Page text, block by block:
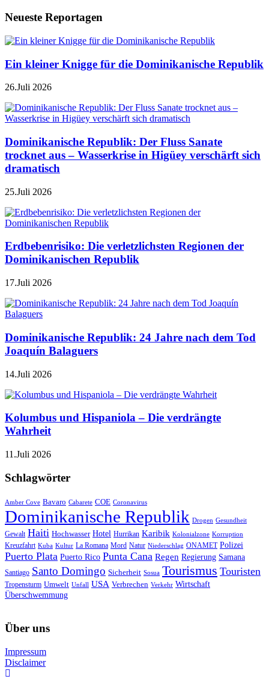
Neueste Reportagen
Ein kleiner Knigge für die Dominikanische Republik
26.Juli 2026
Dominikanische Republik: Der Fluss Sanate
trocknet aus – Wasserkrise in Higüey verschärft sich
dramatisch
25.Juli 2026
Erdbebenrisiko: Die verletzlichsten Regionen der
Dominikanischen Republik
17.Juli 2026
Dominikanische Republik: 24 Jahre nach dem Tod
Joaquín Balaguers
14.Juli 2026
Kolumbus und Hispaniola – Die verdrängte
Wahrheit
11.Juli 2026
Schlagwörter
Amber Cove Bavaro Cabarete COE Coronavirus
Dominikanische Republik Drogen Gesundheit
Gewalt Haiti Hochwasser Hotel Hurrikan Karibik Kolonialzone Korruption
Kreuzfahrt Kuba Kultur La Romana Mord Natur Niederschlag ONAMET Polizei
Puerto Plata Puerto Rico Punta Cana Regen Regierung Samana
Santiago Santo Domingo Sicherheit Sosua Tourismus Touristen
Tropensturm Umwelt Unfall USA Verbrechen Verkehr Wirtschaft
Überschwemmung
Über uns
Impressum
Disclaimer